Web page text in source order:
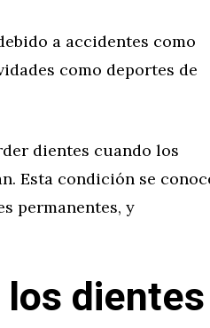
a accidentes como
como deportes de
dientes cuando los
Esta condición se
permanentes, y
dientes